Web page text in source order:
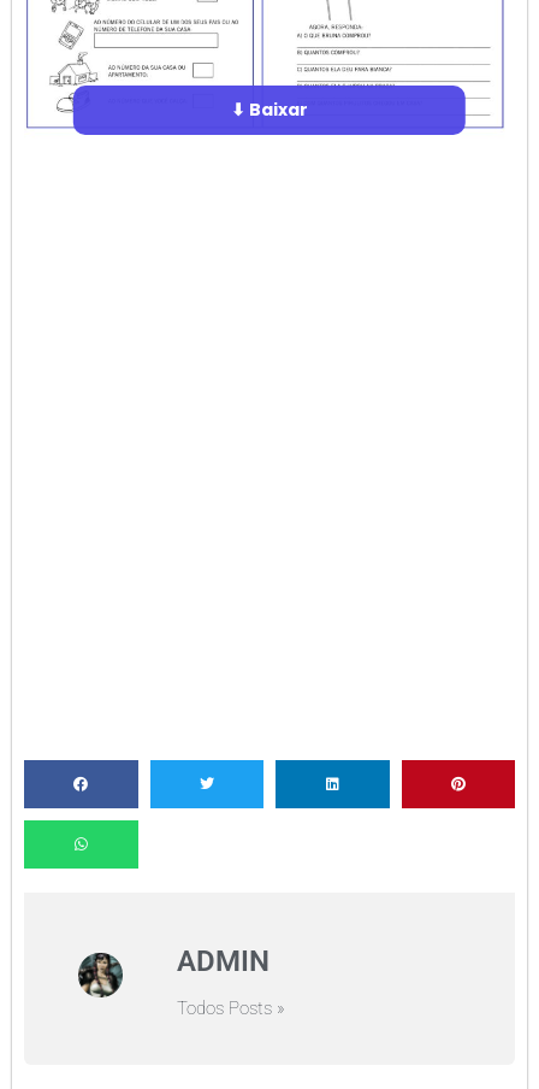
⬇ Baixar
ADMIN
Todos Posts »